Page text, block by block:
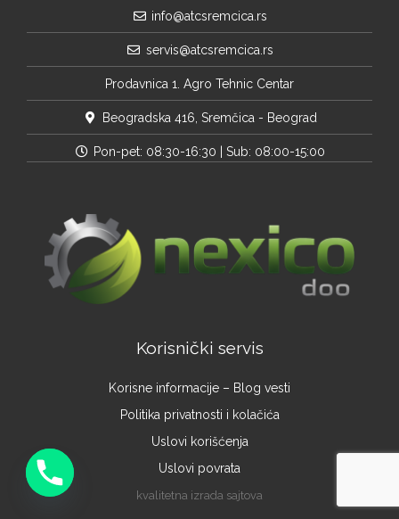
info@atcsremcica.rs
servis@atcsremcica.rs
Prodavnica 1. Agro Tehnic Centar
Beogradska 416, Sremčica - Beograd
Pon-pet: 08:30-16:30 | Sub: 08:00-15:00
Korisnički servis
Korisne informacije – Blog vesti
Politika privatnosti i kolačića
Uslovi korišćenja
Uslovi povrata
kvalitetna izrada sajtova